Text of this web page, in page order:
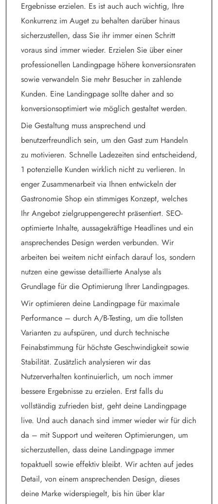
Ergebnisse erzielen. Es ist auch auch wichtig, Ihre
Konkurrenz im Auget zu behalten darüber hinaus
sicherzustellen, dass Sie ihr immer einen Schritt
voraus sind immer wieder. Erzielen Sie über einer
professionellen Landingpage höhere konversionsraten
sowie verwandeln Sie mehr Besucher in zahlende
Kunden. Eine Landingpage sollte daher and so
konversionsoptimiert wie möglich gestaltet werden.
Die Gestaltung muss ansprechend und
benutzerfreundlich sein, um den Gast zum Handeln
zu motivieren. Schnelle Ladezeiten sind entscheidend,
1 potenzielle Kunden wirklich nicht zu verlieren. In
enger Zusammenarbeit via Ihnen entwickeln der
Gastronomie Shop ein stimmiges Konzept, welches
Ihr Angebot zielgruppengerecht präsentiert. SEO-
optimierte Inhalte, aussagekräftige Headlines und ein
ansprechendes Design werden verbunden. Wir
arbeiten bei weitem nicht einfach darauf los, sondern
nutzen eine gewisse detaillierte Analyse als
Grundlage für die Optimierung Ihrer Landingpages.
Wir optimieren deine Landingpage für maximale
Performance – durch A/B-Testing, um die tollsten
Varianten zu aufspüren, und durch technische
Feinabstimmung für höchste Geschwindigkeit sowie
Stabilität. Zusätzlich analysieren wir das
Nutzerverhalten kontinuierlich, um noch immer
bessere Ergebnisse zu erzielen. Erst falls du
vollständig zufrieden bist, geht deine Landingpage
live. Und auch danach sind immer wieder wir für dich
da – mit Support und weiteren Optimierungen, um
sicherzustellen, dass deine Landingpage immer
topaktuell sowie effektiv bleibt. Wir achten auf jedes
Detail, von einem ansprechenden Design, dieses
deine Marke widerspiegelt, bis hin über klar